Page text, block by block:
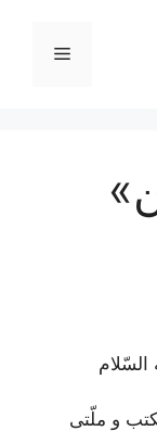
فهرست
و ملّتی